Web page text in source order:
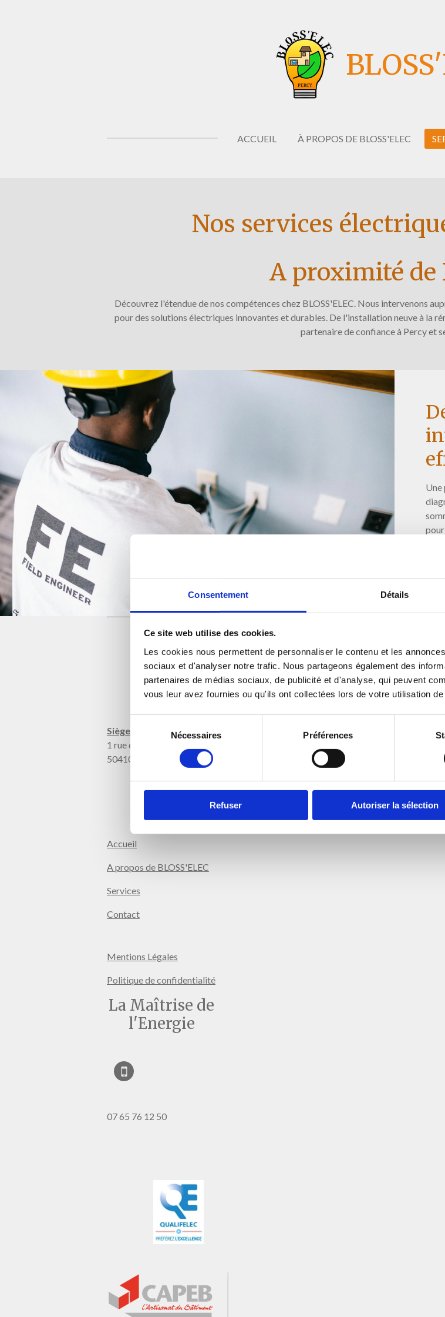
Consentement Détails
Ce site web utilise des cookies.
Les cookies nous permettent de personnaliser le contenu et les
sociaux et d'analyser notre trafic. Nous partageons également des
partenaires de médias sociaux, de publicité et d'analyse, qui peuvent
vous leur avez fournies ou qu'ils ont collectées lors de votre utilisation
du
consentement
Nécessaires Préférences
Refuser Autoriser la sélection
ACCUEIL À PROPOS DE BLOSS'ELEC
Nos services
A proximité de
Découvrez l'étendue de nos compétences chez BLOSS'ELEC. Nous intervenons
pour des solutions électriques innovantes et durables. De l'installation neuve à la
partenaire de confiance à Percy et
Une
Siège :
1 rue du Moulin de Haut
50410 Percy-En-Normandie
Accueil
A propos de BLOSS'ELEC
Services
Contact
Mentions Légales
Politique de confidentialité
La Maîtrise de
l'Energie
07 65 76 12 50